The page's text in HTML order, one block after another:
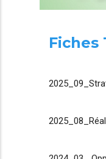
Fiches